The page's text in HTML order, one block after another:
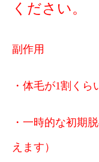
ください。
副作用
・体毛が1割くら
・一時的な初期
えます）